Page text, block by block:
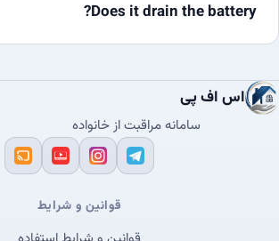
Does it drain the battery?
اس اف پی
سامانه مراقبت از خانواده
قوانین و شرایط